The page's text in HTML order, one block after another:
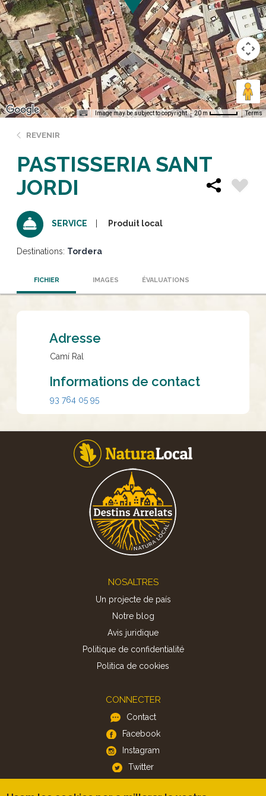
Image may be subject to copyright 20 m Terms
REVENIR
PASTISSERIA SANT
JORDI
SERVICE Produit local
Destinations: Tordera
FICHIER IMAGES ÉVALUATIONS
Adresse
Camí Ral
Informations de contact
93 764 05 95
NOSALTRES
Un projecte de país
Notre blog
Avis juridique
Politique de confidentialité
Politica de cookies
CONNECTER
Contact
Facebook
Instagram
Twitter